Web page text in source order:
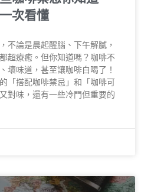
次看懂
不論是晨起醒腦、下午解膩，
超療癒。但你知道嗎？咖啡不
壞味道，甚至讓咖啡白喝了！
「搭配咖啡禁忌」和「咖啡可
對味，還有一些冷門但重要的